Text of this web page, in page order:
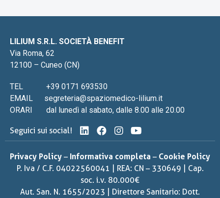
LILIUM S.R.L. SOCIETÀ BENEFIT
Via Roma, 62
12100 – Cuneo (CN)
TEL
+39 0171 693530
EMAIL
segreteria@spaziomedico-lilium.it
ORARI
dal lunedì al sabato, dalle 8.00 alle 20.00
Seguici sui social!
Privacy Policy – Informativa completa – Cookie Policy
P. Iva / C.F. 04022560041 | REA: CN – 330649 | Cap.
soc. i.v. 80.000€
Aut. San. N. 1655/2023 | Direttore Sanitario: Dott.